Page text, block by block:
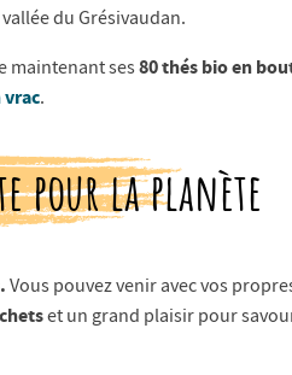
du Grésivaudan.
maintenant ses80 thés bio en
vrac.
pour la planète
Vous pouvez venir avec vos
et un grand plaisir pour